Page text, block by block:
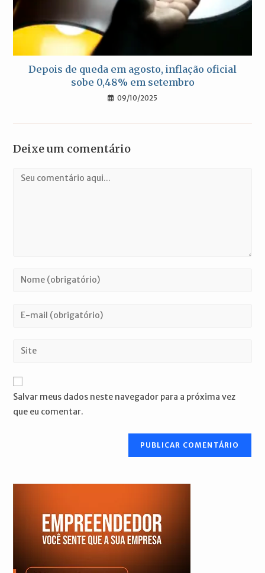
Depois de queda em agosto, inflação oficial
sobe 0,48% em setembro
09/10/2025
Deixe um comentário
Comentário
Digite
ou
de
para
comentar
Digite
de
mail
para
comentar
Digite
URL
site
Salvar meus dados neste navegador para a próxima vez
que eu comentar.